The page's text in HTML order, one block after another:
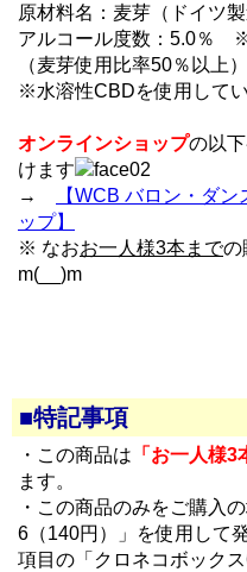
原材料名：麦芽（ドイツ
アルコール度数：5.0％
（麦芽使用比率50％以上）
※水溶性CBDを使用して
オンラインショップの以
けます
→
【WCB バロン・ダ
ップ】
※ なおお一人様3本までの
m(__)m
■特記事項
・この商品は 「お一人様3
ます。
・この商品のみをご購入
6（140円）」を使用して
項目の「クロネコボック